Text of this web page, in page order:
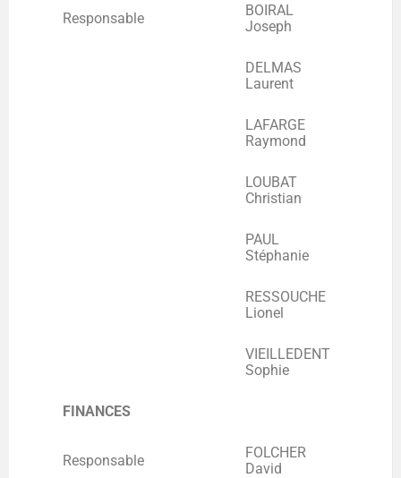
Responsable
BOIRAL
Joseph
DELMAS
Laurent
LAFARGE
Raymond
LOUBAT
Christian
PAUL
Stéphanie
RESSOUCHE
Lionel
VIEILLEDENT
Sophie
FINANCES
Responsable
FOLCHER
David